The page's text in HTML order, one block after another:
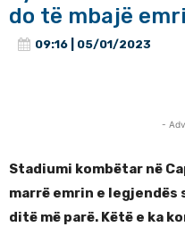
do të mbajë
09:16 | 05/01/2023
-
Stadiumi kombëtar në
marrë emrin e
ditë më parë. Këtë e ka